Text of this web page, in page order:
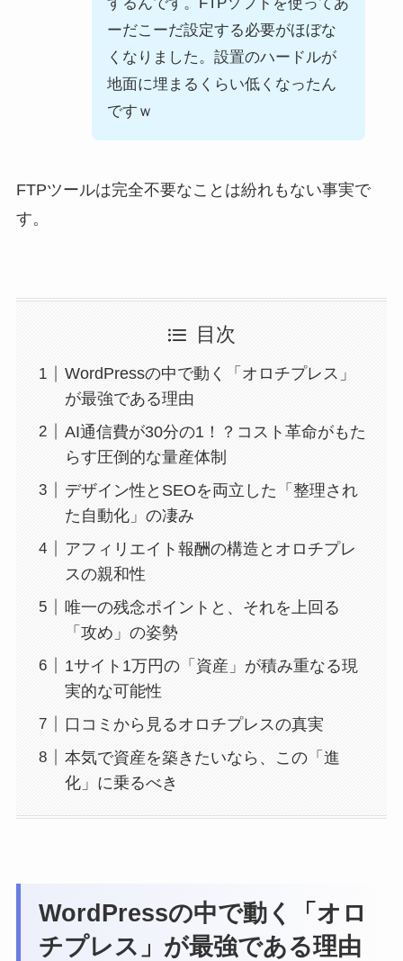
ーだこーだ設定する必要がほぼな
くなりました。設置のハードルが
地面に埋まるくらい低くなったん
ですｗ
FTPツールは完全不要なことは紛れもない事実で
す。
目次
WordPressの中で動く「オロチプレス」
が最強である理由
AI通信費が30分の1！？コスト革命がもた
らす圧倒的な量産体制
デザイン性とSEOを両立した「整理され
た自動化」の凄み
アフィリエイト報酬の構造とオロチプレ
スの親和性
唯一の残念ポイントと、それを上回る
「攻め」の姿勢
1サイト1万円の「資産」が積み重なる現
実的な可能性
口コミから見るオロチプレスの真実
本気で資産を築きたいなら、この「進
化」に乗るべき
WordPressの中で動く「オロ
チプレス」が最強である理由